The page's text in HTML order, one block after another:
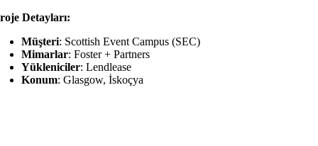
Detayları:
Müşteri: Scottish Event Campus (SEC)
Mimarlar: Foster + Partners
Yükleniciler: Lendlease
Konum: Glasgow, İskoçya